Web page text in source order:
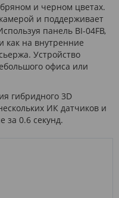
и черном цветах.
и поддерживает
панель BI-04FB,
как на внутренние
Устройство
офиса или
гибридного 3D
ИК датчиков и
за 0.6 секунд.